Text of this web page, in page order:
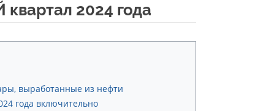
2024 года
выработанные из нефти
года включительно